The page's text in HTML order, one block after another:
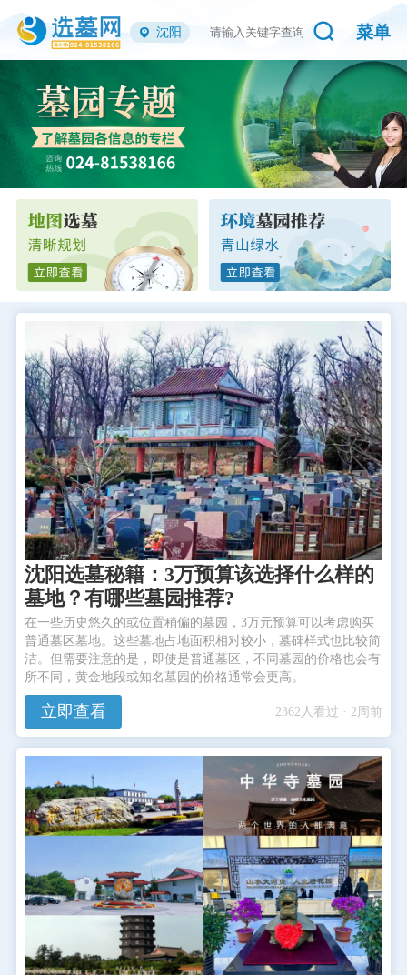
沈阳 菜单
沈阳选墓秘籍：3万预算该选择什么样的
墓地？有哪些墓园推荐?
在一些历史悠久的或位置稍偏的墓园，3万元预算可以考虑购买
普通墓区墓地。这些墓地占地面积相对较小，墓碑样式也比较简
洁。但需要注意的是，即使是普通墓区，不同墓园的价格也会有
所不同，黄金地段或知名墓园的价格通常会更高。
立即查看 2362人看过 · 2周前